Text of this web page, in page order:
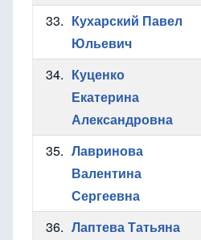
33. Кухарский Павел
Юльевич
34. Куценко
Екатерина
Александровна
35. Лавринова
Валентина
Сергеевна
36. Лаптева Татьяна